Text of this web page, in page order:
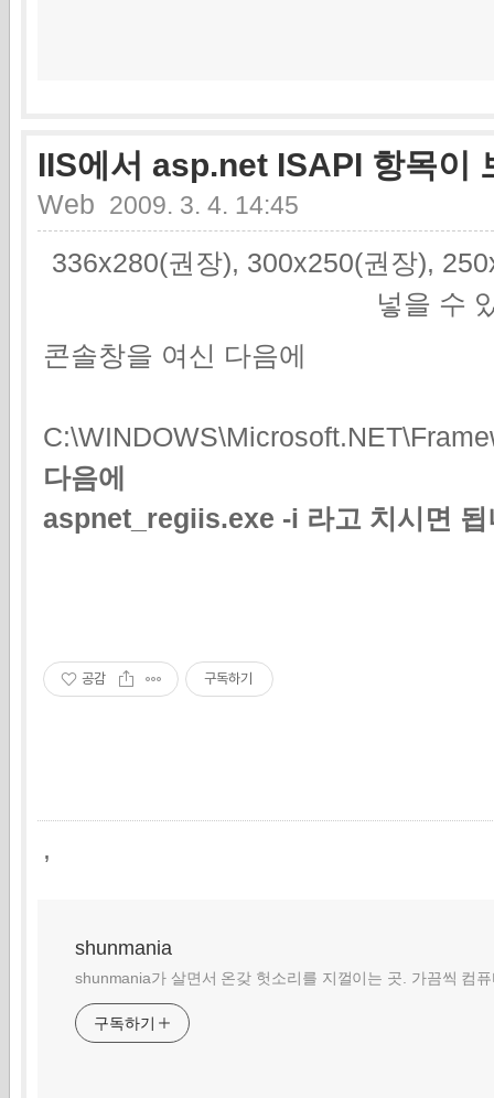
IIS에서 asp.net ISAPI 항목이
Web 2009. 3. 4. 14:45
336x280(권장), 300x250(권장),
넣을 수
콘솔창을 여신 다음에
다음에
aspnet_regiis.exe -i 라고 치시면 됩
공감 구독하기
,
shunmania
shunmania가 살면서 온갖 헛소리를 지껄이는 곳. 가끔씩 컴
구독하기